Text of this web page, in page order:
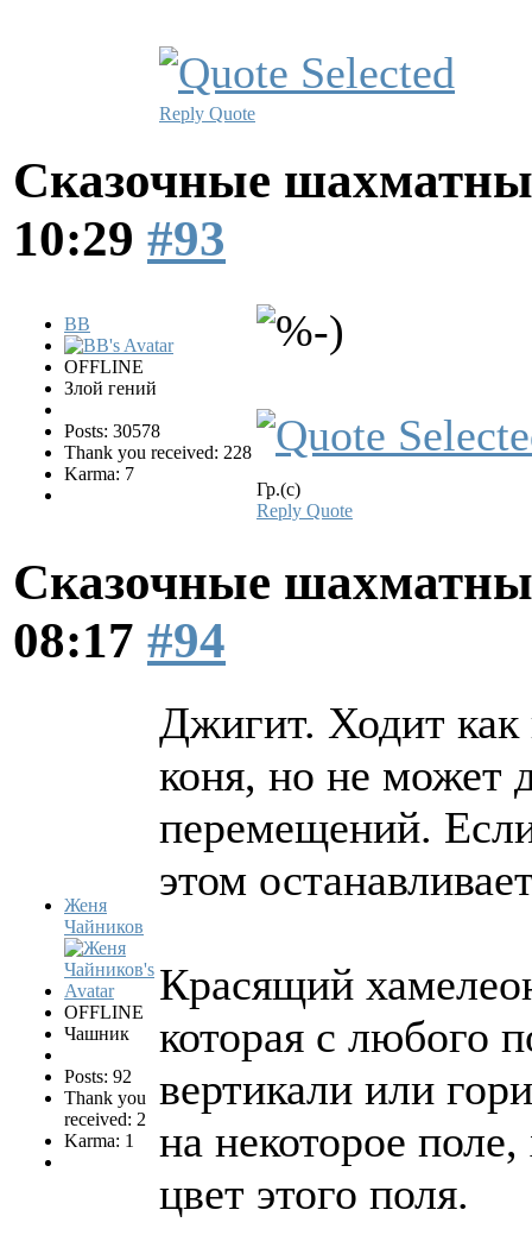
Reply Quote
Сказочные
10:29 #93
BB
OFFLINE
Злой гений
Posts: 30578
Thank you received: 228
Karma: 7
Гр.(с)
Reply Quote
Сказочные
08:17 #94
Женя
Чайников
OFFLINE
Чашник
Posts: 92
Thank you
received: 2
Karma: 1
Джигит. Ходит как
коня, но не может
перемещений.
этом
Красящий
которая с любого
вертикали или
на некоторое
цвет этого поля.